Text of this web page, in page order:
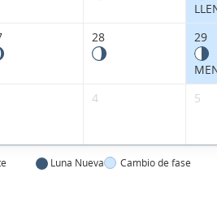
28 29
4 5
Luna Nueva Cambio de fase